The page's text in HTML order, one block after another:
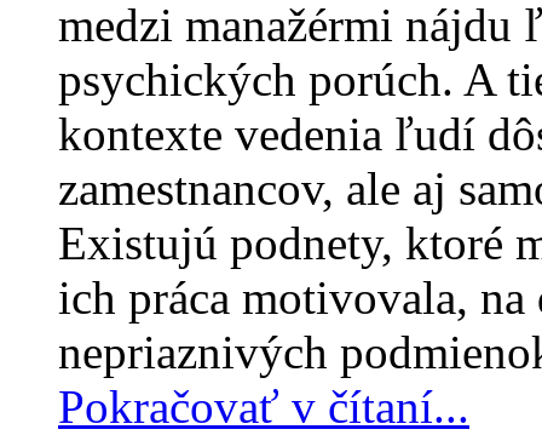
medzi manažérmi
psychických porúch. A
kontexte vedenia ľudí
zamestnancov, ale aj
Existujú podnety, ktoré
ich práca motivovala, na
nepriaznivých
Pokračovať v čítaní...